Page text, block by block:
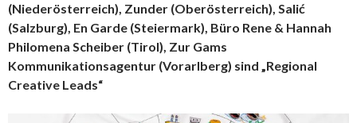
(Niederösterreich), Zunder (Oberösterreich), Salić
(Salzburg), En Garde (Steiermark), Büro Rene & Hannah
Philomena Scheiber (Tirol), Zur Gams
Kommunikationsagentur (Vorarlberg) sind „Regional
Creative Leads“